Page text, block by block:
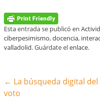
Esta entrada se publicó en
ciberpesimismo,docencia,
valladolid. Guárdate elenlace.
Navegación de la entrada
← La búsqueda digital del
voto